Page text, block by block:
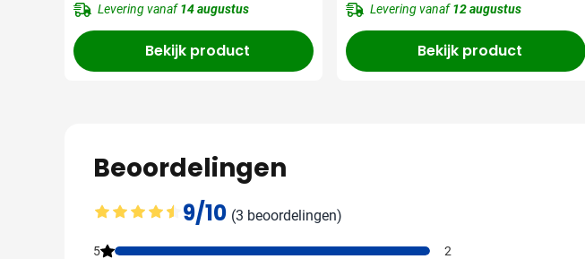
Levering vanaf14 augustus
Bekijk product
Levering vanaf12 augustus
Bekijk product
Beoordelingen
Gemiddelde beoordeling: 9 van 10
9/10 (3 beoordelingen)
5
2